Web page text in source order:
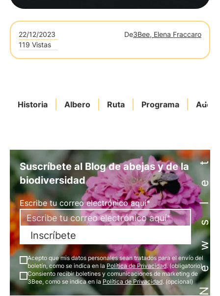
22/12/2023 De3Bee, Elena Fraccaro
119 Vistas
Historia Albero Ruta Programa Newsletter
Suscríbete al Blog de abejas y de la
biodiversidad
Escribe tu correo electrónico aquí*
Inscríbete
Acepto que mis datos personales sean tratados para el envío del
boletín, como se indica en la Política de Privacidad. (obligatorio)
Consiento recibir boletines y comunicaciones de marketing de
3Bee, como se indica en la Política de Privacidad. (opcional)